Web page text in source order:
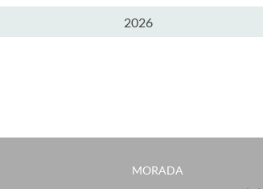
​2026
MORADA